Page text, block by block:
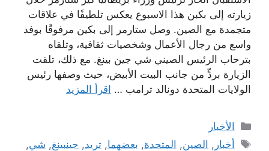
زيارته إلى بكبن هذا الاسبوع يعكس تلطيفًا في علاقات
متجمدة مع الصين. وصل ستارمر إلى بكين مرفوقًا بوفد
واسع من رجال الأعمال وشخصيات ثقافية، وتلقاه
بترحاب الرئيس الصيني شي جين بينغ. مع ذلك، تلقت
الزيارة بردٍّ من جانب البيت الأبيض، حيث وصفها رئيس
الولايات المتحدة دونالد ترامب … اقرأ المزيد
التصنيفات
الأخبار
الوسوم
أخبار , الصين, المتحدة, بعضهما,تريد, جينبينغ, شي,